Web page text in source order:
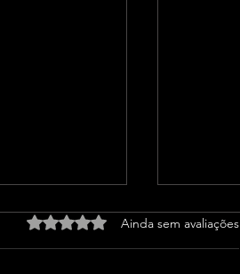
Avaliado com 0 de 5 estrelas.
Ainda sem avaliações